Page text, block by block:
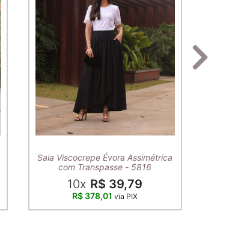
Saia Viscocrepe Évora Assimétrica
com Transpasse - 5816
10x R$ 39,79
R$ 378,01via PIX